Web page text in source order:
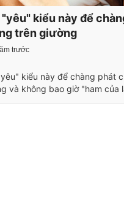
"yêu" kiểu này để
trên giường
trước
kiểu này để chàng phát
và không bao giờ "ham của